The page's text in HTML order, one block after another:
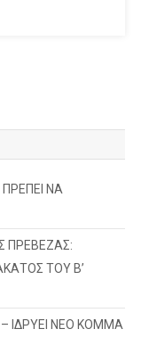
ΝΑ
ΠΡΕΒΕΖΑΣ:
ΤΟΥ Β’
– ΙΔΡΥΕΙ ΝΕΟ ΚΟΜΜΑ